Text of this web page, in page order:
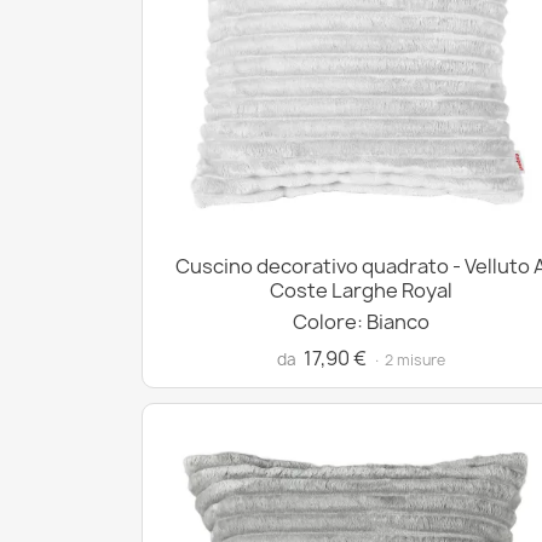
Cuscino decorativo quadrato - Velluto
Coste Larghe Royal
Colore: Bianco
da 17,90 € · 2 misure